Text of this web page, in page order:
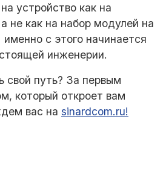
устройство как на
не как на набор модулей на
с этого начинается
инженерии.
свой путь? За первым
который откроет вам
вас на sinardcom.ru!